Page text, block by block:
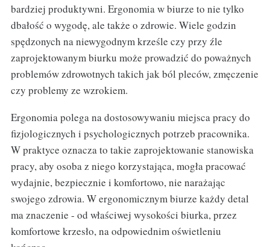
bardziej produktywni. Ergonomia w biurze to nie tylko
dbałość o wygodę, ale także o zdrowie. Wiele godzin
spędzonych na niewygodnym krześle czy przy źle
zaprojektowanym biurku może prowadzić do poważnych
problemów zdrowotnych takich jak ból pleców, zmęczenie
czy problemy ze wzrokiem.
Ergonomia polega na dostosowywaniu miejsca pracy do
fizjologicznych i psychologicznych potrzeb pracownika.
W praktyce oznacza to takie zaprojektowanie stanowiska
pracy, aby osoba z niego korzystająca, mogła pracować
wydajnie, bezpiecznie i komfortowo, nie narażając
swojego zdrowia. W ergonomicznym biurze każdy detal
ma znaczenie - od właściwej wysokości biurka, przez
komfortowe krzesło, na odpowiednim oświetleniu